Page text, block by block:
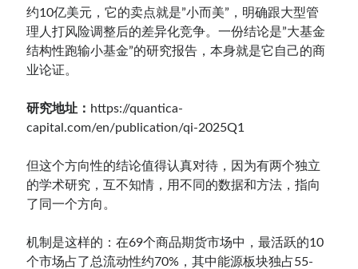
约10亿美元，它的卖点就是”小而美”，明确跟大型管
理人打风险调整后的差异化竞争。一份结论是”大基金
结构性跑输小基金”的研究报告，本身就是它自己的商
业论证。
研究地址： https://quantica-
capital.com/en/publication/qi-2025Q1
但这个方向性的结论值得认真对待，因为有两个独立
的学术研究，互不知情，用不同的数据和方法，指向
了同一个方向。
机制是这样的：在69个商品期货市场中，最活跃的10
个市场占了总流动性约70%，其中能源板块独占55-